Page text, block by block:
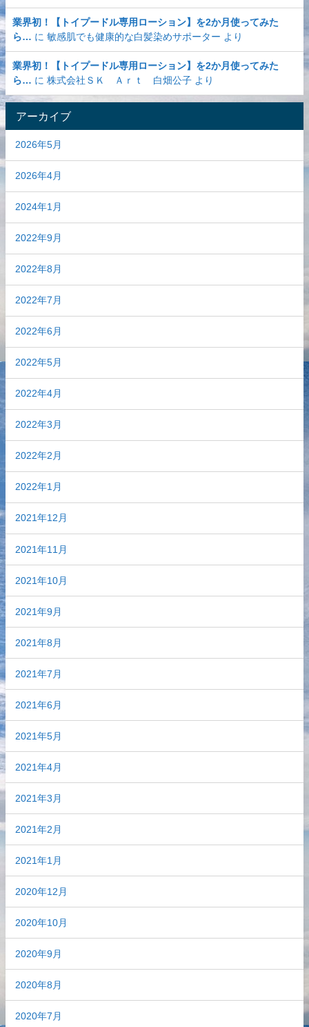
業界初！【トイプードル専用ローション】を2か月使ってみた
ら…
に 敏感肌でも健康的な白髪染めサポーター より
業界初！【トイプードル専用ローション】を2か月使ってみた
ら…
に 株式会社ＳＫ Ａｒｔ 白畑公子 より
アーカイブ
2026年5月
2026年4月
2024年1月
2022年9月
2022年8月
2022年7月
2022年6月
2022年5月
2022年4月
2022年3月
2022年2月
2022年1月
2021年12月
2021年11月
2021年10月
2021年9月
2021年8月
2021年7月
2021年6月
2021年5月
2021年4月
2021年3月
2021年2月
2021年1月
2020年12月
2020年10月
2020年9月
2020年8月
2020年7月